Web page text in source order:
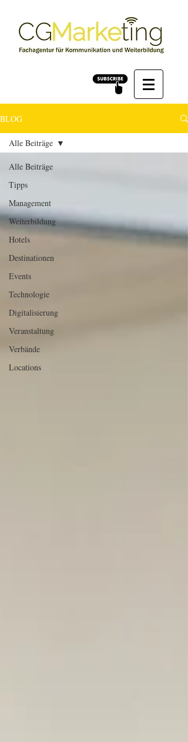
BLOG
Alle Beiträge
Tipps
Management
Weiterbildung
Hotels
Destinationen
Events
Technologie
Digitalisierung
Veranstaltung
Verbände
Locations
Alle Beiträge